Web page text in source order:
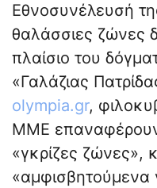
Εθνοσυνέλευσή
θαλάσσιες ζώνες
πλαίσιο του
«Γαλάζιας
olympia.gr,
ΜΜΕ επαναφέρουν
«γκρίζες ζώνες»,
«αμφισβητούμενα